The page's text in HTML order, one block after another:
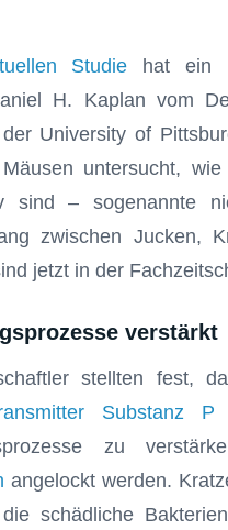
Studie hat ein
H. Kaplan vom
University of
untersucht,
sind – sogenannte
zwischen Jucken,
jetzt in der
verstärkt
stellten fest,
Substanz P
zu
angelockt werden.
schädliche